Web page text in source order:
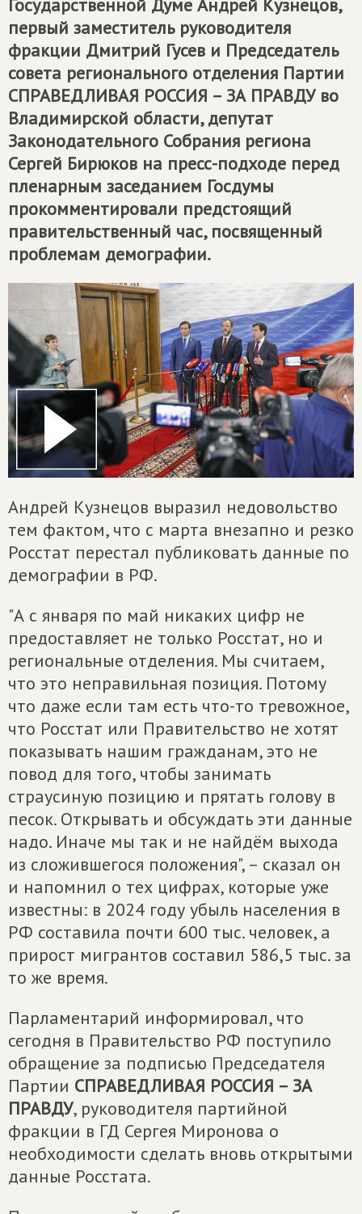
Государственной Думе Андрей Кузнецов,
первый заместитель руководителя
фракции Дмитрий Гусев и Председатель
совета регионального отделения Партии
СПРАВЕДЛИВАЯ РОССИЯ – ЗА ПРАВДУво
Владимирской области, депутат
Законодательного Собрания региона
Сергей Бирюков на пресс-подходе перед
пленарным заседанием Госдумы
прокомментировали предстоящий
правительственный час, посвященный
проблемам демографии.
Андрей Кузнецов выразил недовольство
тем фактом, что с марта внезапно и резко
Росстат перестал публиковать данные по
демографии в РФ.
"А с января по май никаких цифр не
предоставляет не только Росстат, но и
региональные отделения. Мы считаем,
что это неправильная позиция. Потому
что даже если там есть что-то тревожное,
что Росстат или Правительство не хотят
показывать нашим гражданам, это не
повод для того, чтобы занимать
страусиную позицию и прятать голову в
песок. Открывать и обсуждать эти данные
надо. Иначе мы так и не найдём выхода
из сложившегося положения", – сказал он
и напомнил о тех цифрах, которые уже
известны: в 2024 году убыль населения в
РФ составила почти 600 тыс. человек, а
прирост мигрантов составил 586,5 тыс. за
то же время.
Парламентарий информировал, что
сегодня в Правительство РФ поступило
обращение за подписью Председателя
Партии СПРАВЕДЛИВАЯ РОССИЯ – ЗА
ПРАВДУ, руководителя партийной
фракции в ГД Сергея Миронова о
необходимости сделать вновь открытыми
данные Росстата.